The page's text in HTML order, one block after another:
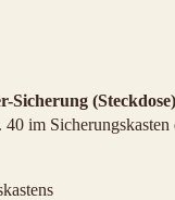
Sicherung
im Sicherungskasten